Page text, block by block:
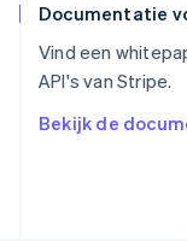
Documentatie
Vind een
API's van Stripe.
Bekijk de
Tsjechië
Vasteland
简体中文English
English